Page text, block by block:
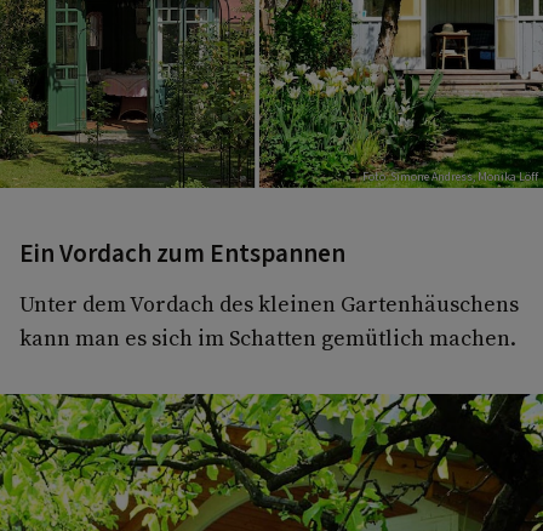
Foto: Simone Andress, Monika Löff
Ein Vordach zum Entspannen
Unter dem Vordach des kleinen Gartenhäuschens
kann man es sich im Schatten gemütlich machen.